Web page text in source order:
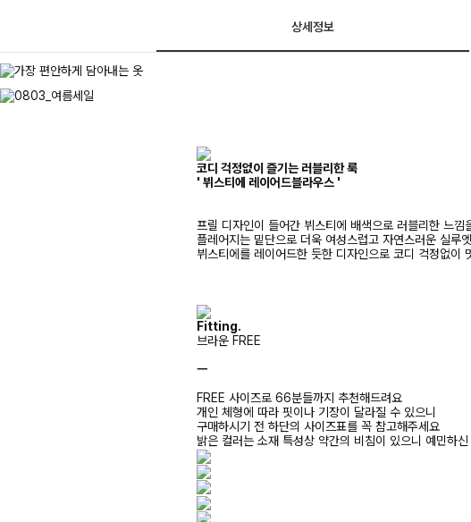
상세정보
코디 걱정없이 즐기는 러블리한 룩
' 뷔스티에 레이어드블라우스 '
프릴 디자인이 들어간 뷔스티에 배색으로 러블리한 느낌
플레어지는 밑단으로 더욱 여성스럽고 자연스러운 실루
뷔스티에를 레이어드한 듯한 디자인으로 코디 걱정없이
Fitting.
브라운 FREE
ㅡ
FREE 사이즈로 66분들까지 추천해드려요
개인 체형에 따라 핏이나 기장이 달라질 수 있으니
구매하시기 전 하단의 사이즈표를 꼭 참고해주세요
밝은 컬러는 소재 특성상 약간의 비침이 있으니 예민하